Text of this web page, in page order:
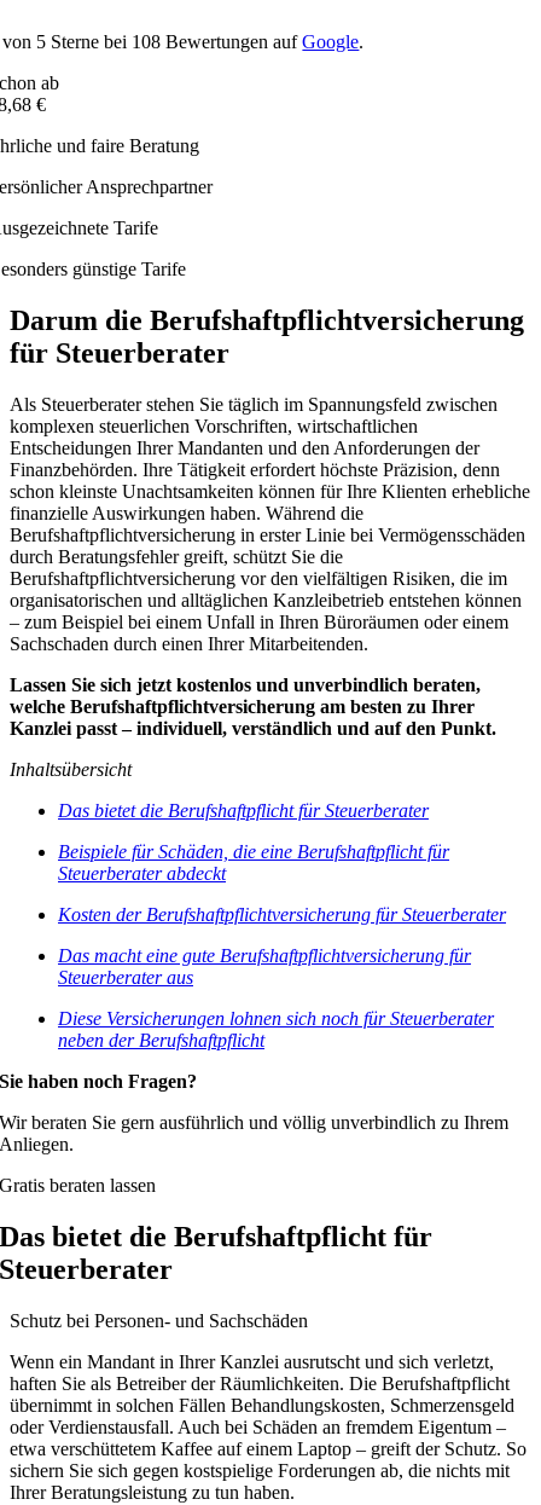
5 Sterne bei 108 Bewertungen aufGoogle.
ab
€
und faire Beratung
Ansprechpartner
Tarife
günstige Tarife
Darum die Berufshaftpflichtversicherung
für Steuerberater
Als Steuerberater stehen Sie täglich im Spannungsfeld zwischen
komplexen steuerlichen Vorschriften, wirtschaftlichen
Entscheidungen Ihrer Mandanten und den Anforderungen der
Finanzbehörden. Ihre Tätigkeit erfordert höchste Präzision, denn
schon kleinste Unachtsamkeiten können für Ihre Klienten erhebliche
finanzielle Auswirkungen haben. Während die
Berufshaftpflichtversicherung in erster Linie bei Vermögensschäden
durch Beratungsfehler greift, schützt Sie die
Berufshaftpflichtversicherung vor den vielfältigen Risiken, die im
organisatorischen und alltäglichen Kanzleibetrieb entstehen können
– zum Beispiel bei einem Unfall in Ihren Büroräumen oder einem
Sachschaden durch einen Ihrer Mitarbeitenden.
Lassen Sie sich jetzt kostenlos und unverbindlich beraten,
welche Berufshaftpflichtversicherung am besten zu Ihrer
Kanzlei passt – individuell, verständlich und auf den Punkt.
Inhaltsübersicht
Das bietet die Berufshaftpflicht für Steuerberater
Beispiele für Schäden, die eine Berufshaftpflicht für
Steuerberater abdeckt
Kosten der Berufshaftpflichtversicherung für Steuerberater
Das macht eine gute Berufshaftpflichtversicherung für
Steuerberater aus
Diese Versicherungen lohnen sich noch für Steuerberater
neben der Berufshaftpflicht
Sie haben noch Fragen?
Wir beraten Sie gern ausführlich und völlig unverbindlich zu Ihrem
Anliegen.
Gratis beraten lassen
Das bietet die Berufshaftpflicht für
Steuerberater
Schutz bei Personen- und Sachschäden
Wenn ein Mandant in Ihrer Kanzlei ausrutscht und sich verletzt,
haften Sie als Betreiber der Räumlichkeiten. Die Berufshaftpflicht
übernimmt in solchen Fällen Behandlungskosten, Schmerzensgeld
oder Verdienstausfall. Auch bei Schäden an fremdem Eigentum –
etwa verschüttetem Kaffee auf einem Laptop – greift der Schutz. So
sichern Sie sich gegen kostspielige Forderungen ab, die nichts mit
Ihrer Beratungsleistung zu tun haben.